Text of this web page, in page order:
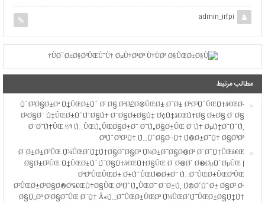
admin_irfpi
مطالب مرتبط
ÙˆØ²Ø§Ø±Øª Ù†ÛŒØ±Ùˆ Ø¨Ø§ ØªØ£Ø®ÛŒØ± Ø¯Ø± ØªØ³ÙˆÛŒÙ‡â€ŒØ­
Ø³Ø§Ø¨ Ù†ÛŒØ±ÙˆÚ¯Ø§Ù‡ Ø¯Ø§Ø±Ø§Ù† Ø¢Ù†â€ŒÙ‡Ø§ Ø±Ø§ Ø¨Ø§
Ø¨Ø¯Ù‡ÛŒ ۲٫۹ Ù…ÛŒÙ„ÛŒØ§Ø±Ø¯ Ø¯Ù„Ø§Ø±ÛŒ Ø¨Ù‡ ØµÙ†Ø¯ÙˆÙ‚
ØªÙˆØ³Ø¹Ù‡ Ù…ÙˆØ§Ø¬Ù‡ Ú©Ø±Ø¯Ù‡ Ø§Ø³Øª
Ø¨Ø±Ø±Ø³ÛŒ Ù¾ÛŒØ´Ù†Ù‡Ø§Ø¯Ø§Øª Ù¾Ø±Ø¯Ø§Ø®Øª Ø¨Ø¯Ù‡ÛŒâ€Œ
Ø§Ø±Ø²ÛŒ Ù†ÛŒØ±ÙˆÚ¯Ø§Ù‡â€ŒÙ‡Ø§ÛŒ Ø¨Ø®Ø´ Ø®ØµÙˆØµÛŒ |
ØªØºÛŒÛŒØ± Ø±ÙˆÛŒÚ©Ø±Ø¯ Ù…Ø¯ÛŒØ±ÛŒØªÛŒ
Ø²ÛŒØ±Ø³Ø§Ø®Øªâ€ŒÙ‡Ø§ÛŒ ØªÙˆÙ„ÛŒØ¯ Ø¨Ø±Ù‚ Ú©Ø´ÙˆØ± Ø§Ø² Ø­
Ø§Ù„Øª Ø¹Ø§Ø¯ÛŒ Ø¨Ù‡ Â«Ù…Ø¯ÛŒØ±ÛŒØª Ù¾ÛŒØ´Ú¯ÛŒØ±Ø§Ù†Ù‡